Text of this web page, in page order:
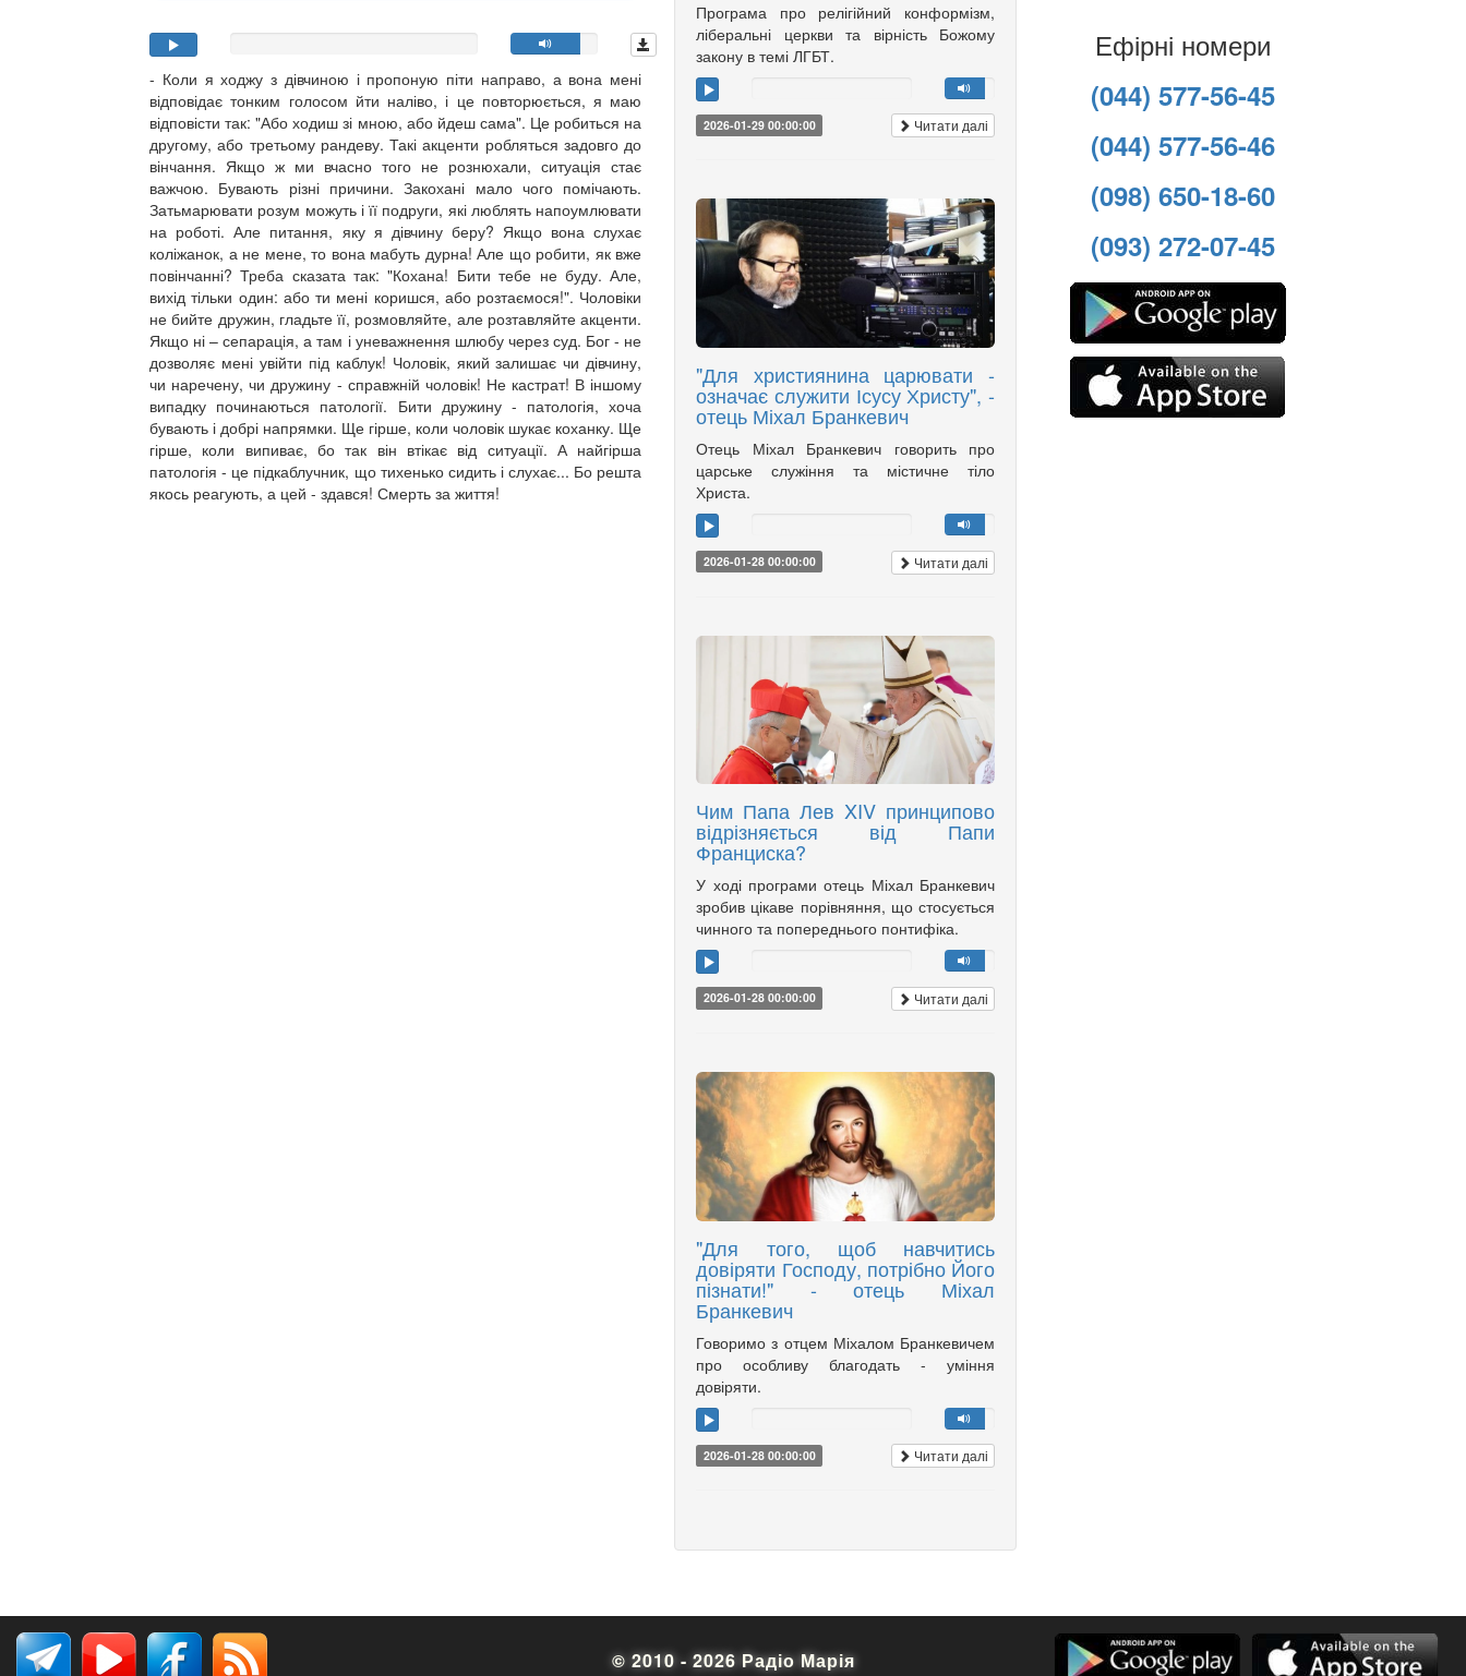
- Коли я ходжу з дівчиною і пропоную піти направо, а вона мені
відповідає тонким голосом йти наліво, і це повторюється, я маю
відповісти так: "Або ходиш зі мною, або йдеш сама". Це робиться на
другому, або третьому рандеву. Такі акценти робляться задовго до
вінчання. Якщо ж ми вчасно того не рознюхали, ситуація стає
важчою. Бувають різні причини. Закохані мало чого помічають.
Затьмарювати розум можуть і її подруги, які люблять напоумлювати
на роботі. Але питання, яку я дівчину беру? Якщо вона слухає
коліжанок, а не мене, то вона мабуть дурна! Але що робити, як вже
повінчанні? Треба сказата так: "Кохана! Бити тебе не буду. Але,
вихід тільки один: або ти мені коришся, або розтаємося!". Чоловіки
не бийте дружин, гладьте її, розмовляйте, але розтавляйте акценти.
Якщо ні – сепарація, а там і уневажнення шлюбу через суд. Бог - не
дозволяє мені увійти під каблук! Чоловік, який залишає чи дівчину,
чи наречену, чи дружину - справжній чоловік! Не кастрат! В іншому
випадку починаються патології. Бити дружину - патологія, хоча
бувають і добрі напрямки. Ще гірше, коли чоловік шукає коханку. Ще
гірше, коли випиває, бо так він втікає від ситуації. А найгірша
патологія - це підкаблучник, що тихенько сидить і слухає... Бо решта
якось реагують, а цей - здався! Смерть за життя!
Програма про релігійний конформізм,
ліберальні церкви та вірність Божому
закону в темі ЛГБТ.
2026-01-29 00:00:00 Читати далі
"Для християнина царювати -
означає служити Ісусу Христу", -
отець Міхал Бранкевич
Отець Міхал Бранкевич говорить про
царське служіння та містичне тіло
Христа.
2026-01-28 00:00:00 Читати далі
Чим Папа Лев XIV принципово
відрізняється від Папи
Франциска?
У ході програми отець Міхал Бранкевич
зробив цікаве порівняння, що стосується
чинного та попереднього понтифіка.
2026-01-28 00:00:00 Читати далі
"Для того, щоб навчитись
довіряти Господу, потрібно Його
пізнати!" - отець Міхал
Бранкевич
Говоримо з отцем Міхалом Бранкевичем
про особливу благодать - уміння
довіряти.
2026-01-28 00:00:00 Читати далі
Ефірні номери
(044) 577-56-45
(044) 577-56-46
(098) 650-18-60
(093) 272-07-45
© 2010 - 2026 Радіо Марія